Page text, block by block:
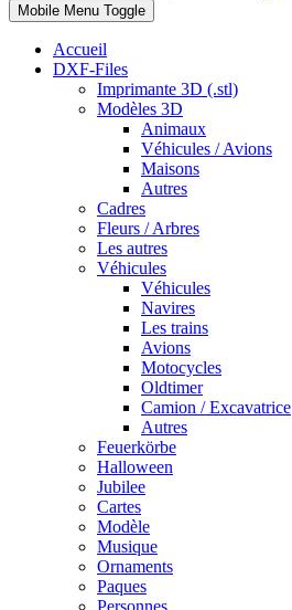
Mobile Menu Toggle
Accueil
DXF-Files
Imprimante 3D (.stl)
Modèles 3D
Animaux
Véhicules / Avions
Maisons
Autres
Cadres
Fleurs / Arbres
Les autres
Véhicules
Véhicules
Navires
Les trains
Avions
Motocycles
Oldtimer
Camion / Excavatrice
Autres
Feuerkörbe
Halloween
Jubilee
Cartes
Modèle
Musique
Ornaments
Paques